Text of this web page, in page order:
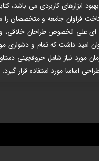
ابزارهای کاربردی می باشد،
فراوان جامعه و متخصصان را
ای علی الخصوص طراحان
امید داشت که تمام و دشواری
مورد نیاز شامل حروفچینی
اساسا مورد استفاده قرار گیرد.